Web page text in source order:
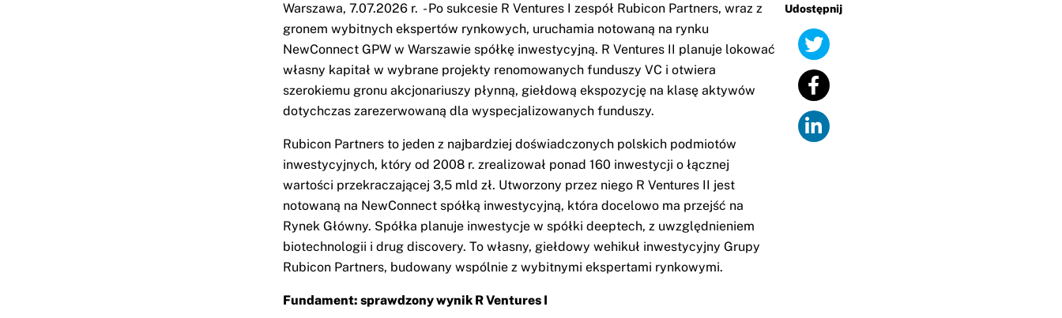
Udostępnij
Warszawa, 7.07.2026 r. - Po sukcesie R Ventures I zespół Rubicon Partners, wraz z
gronem wybitnych ekspertów rynkowych, uruchamia notowaną na rynku
NewConnect GPW w Warszawie spółkę inwestycyjną. R Ventures II planuje lokować
własny kapitał w wybrane projekty renomowanych funduszy VC i otwiera
szerokiemu gronu akcjonariuszy płynną, giełdową ekspozycję na klasę aktywów
dotychczas zarezerwowaną dla wyspecjalizowanych funduszy.
Rubicon Partners to jeden z najbardziej doświadczonych polskich podmiotów
inwestycyjnych, który od 2008 r. zrealizował ponad 160 inwestycji o łącznej
wartości przekraczającej 3,5 mld zł. Utworzony przez niego R Ventures II jest
notowaną na NewConnect spółką inwestycyjną, która docelowo ma przejść na
Rynek Główny. Spółka planuje inwestycje w spółki deeptech, z uwzględnieniem
biotechnologii i drug discovery. To własny, giełdowy wehikuł inwestycyjny Grupy
Rubicon Partners, budowany wspólnie z wybitnymi ekspertami rynkowymi.
Fundament: sprawdzony wynik R Ventures I